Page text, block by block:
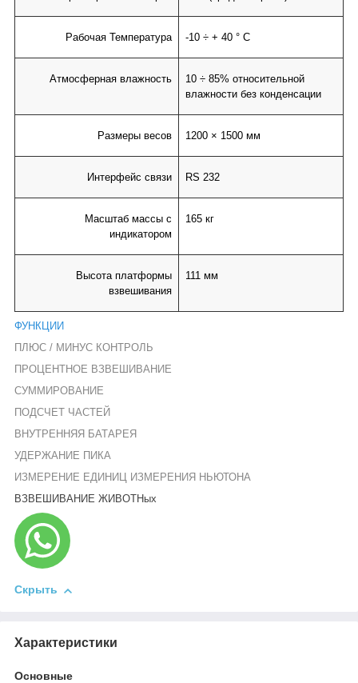
Рабочая Температура -10 ÷ + 40 ° C
Атмосферная влажность
10 ÷ 85% относительной
влажности без конденсации
Размеры весов 1200 × 1500 мм
Интерфейс связи RS 232
Масштаб массы с
индикатором
165 кг
Высота платформы
взвешивания
111 мм
ФУНКЦИИ
ПЛЮС / МИНУС КОНТРОЛЬ
ПРОЦЕНТНОЕ ВЗВЕШИВАНИЕ
СУММИРОВАНИЕ
ПОДСЧЕТ ЧАСТЕЙ
ВНУТРЕННЯЯ БАТАРЕЯ
УДЕРЖАНИЕ ПИКА
ИЗМЕРЕНИЕ ЕДИНИЦ ИЗМЕРЕНИЯ НЬЮТОНА
ВЗВЕШИВАНИЕ ЖИВОТНых
Скрыть
Характеристики
Основные